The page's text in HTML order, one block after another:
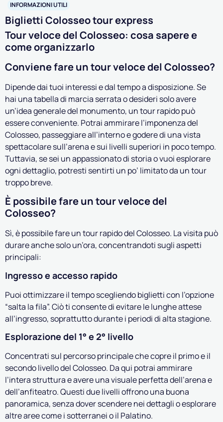
INFORMAZIONI UTILI
Biglietti Colosseo tour express
Tour veloce del Colosseo: cosa sapere e
come organizzarlo
Conviene fare un tour veloce del Colosseo?
Dipende dai tuoi interessi e dal tempo a disposizione. Se
hai una tabella di marcia serrata o desideri solo avere
un’idea generale del monumento, un tour rapido può
essere conveniente. Potrai ammirare l’imponenza del
Colosseo, passeggiare all’interno e godere di una vista
spettacolare sull’arena e sui livelli superiori in poco tempo.
Tuttavia, se sei un appassionato di storia o vuoi esplorare
ogni dettaglio, potresti sentirti un po’ limitato da un tour
troppo breve.
È possibile fare un tour veloce del
Colosseo?
Sì, è possibile fare un tour rapido del Colosseo. La visita può
durare anche solo un’ora, concentrandoti sugli aspetti
principali:
Ingresso e accesso rapido
Puoi ottimizzare il tempo scegliendo biglietti con l’opzione
“salta la fila”. Ciò ti consente di evitare le lunghe attese
all’ingresso, soprattutto durante i periodi di alta stagione.
Esplorazione del 1° e 2° livello
Concentrati sul percorso principale che copre il primo e il
secondo livello del Colosseo. Da qui potrai ammirare
l’intera struttura e avere una visuale perfetta dell’arena e
dell’anfiteatro. Questi due livelli offrono una buona
panoramica, senza dover scendere nei dettagli o esplorare
altre aree come i sotterranei o il Palatino.